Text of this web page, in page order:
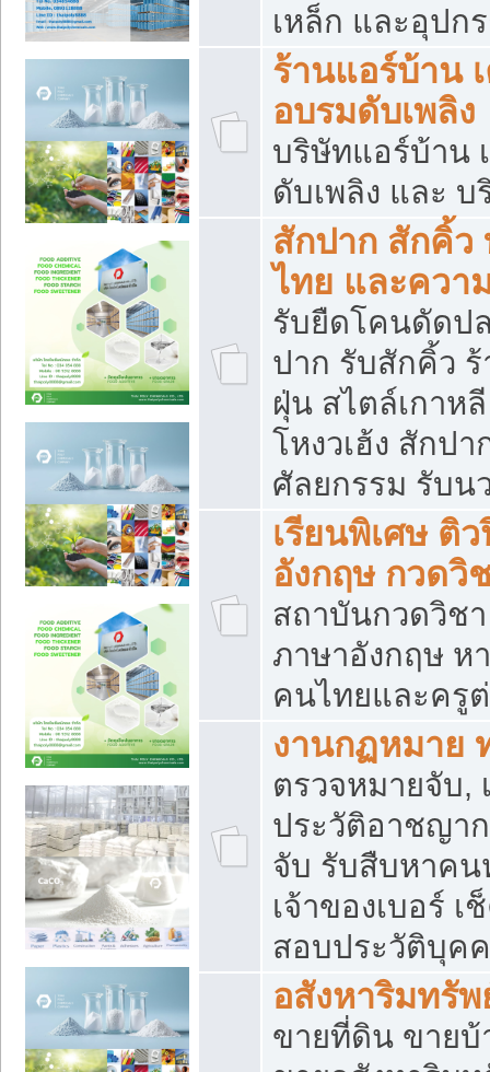
เหล็ก และอุปก
ร้านแอร์บ้าน
อบรมดับเพลิง
บริษัทแอร์บ้าน
ดับเพลิง และ
สักปาก สักคิ้
ไทย และควา
รับยืดโคนดัดป
ปาก รับสักคิ้ว
ฝุ่น สไตล์เกาห
โหงวเฮ้ง สักป
ศัลยกรรม รับน
เรียนพิเศษ ติ
อังกฤษ กวดวิ
สถาบันกวดวิช
ภาษาอังกฤษ ห
คนไทยและครู
งานกฏหมาย
ตรวจหมายจับ,
ประวัติอาชญา
จับ รับสืบหาคน
เจ้าของเบอร์
สอบประวัติบุค
อสังหาริมทรัพ
ขายที่ดิน ขายบ้